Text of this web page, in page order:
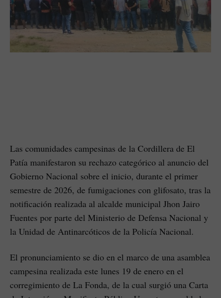
Las comunidades campesinas de la Cordillera de El
Patía manifestaron su rechazo categórico al anuncio del
Gobierno Nacional sobre el inicio, durante el primer
semestre de 2026, de fumigaciones con glifosato, tras la
notificación realizada al alcalde municipal Jhon Jairo
Fuentes por parte del Ministerio de Defensa Nacional y
la Unidad de Antinarcóticos de la Policía Nacional.
El pronunciamiento se dio en el marco de una asamblea
campesina realizada este lunes 19 de enero en el
corregimiento de La Fonda, de la cual surgió una Carta